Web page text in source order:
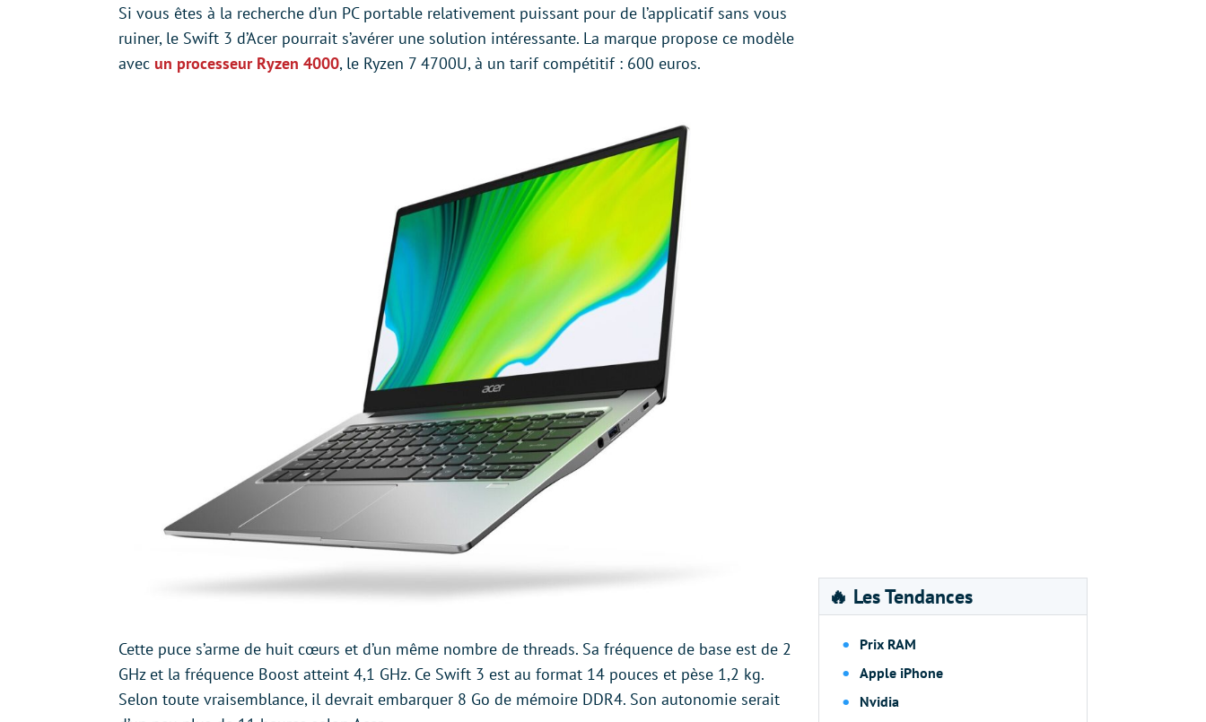
Si vous êtes à la recherche d’un PC portable relativement puissant pour de l’applicatif sans vous
ruiner, le Swift 3 d’Acer pourrait s’avérer une solution intéressante. La marque propose ce modèle
avec un processeur Ryzen 4000, le Ryzen 7 4700U, à un tarif compétitif : 600 euros.
Cette puce s’arme de huit cœurs et d’un même nombre de threads. Sa fréquence de base est de 2
GHz et la fréquence Boost atteint 4,1 GHz. Ce Swift 3 est au format 14 pouces et pèse 1,2 kg.
Selon toute vraisemblance, il devrait embarquer 8 Go de mémoire DDR4. Son autonomie serait
🔥 Les Tendances
Prix RAM
Apple iPhone
Nvidia